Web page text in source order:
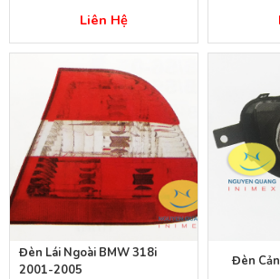
Liên Hệ
Đèn Lái Ngoài BMW 318i
2001-2005
Đèn